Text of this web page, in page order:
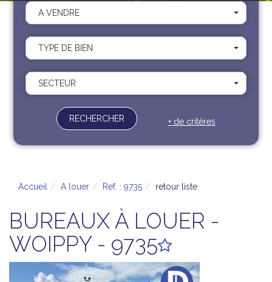
Recrutement
Contact
Documents
A VENDRE
TYPE DE BIEN
SECTEUR
RECHERCHER + de critères
Accueil A louer Ref. : 9735 retour liste
BUREAUX À LOUER -
WOIPPY - 9735